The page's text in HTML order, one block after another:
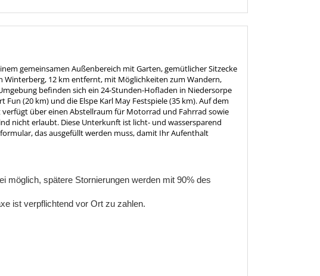
gemeinsamen Außenbereich mit Garten, gemütlicher Sitzecke
12 km entfernt, mit Möglichkeiten zum Wandern,
befinden sich ein 24-Stunden-Hofladen in Niedersorpe
(20 km) und die Elspe Karl May Festspiele (35 km). Auf dem
über einen Abstellraum für Motorrad und Fahrrad sowie
nicht erlaubt. Diese Unterkunft ist licht- und wassersparend
das ausgefüllt werden muss, damit Ihr Aufenthalt
möglich, spätere Stornierungen werden mit 90% des
ist verpflichtend vor Ort zu zahlen.